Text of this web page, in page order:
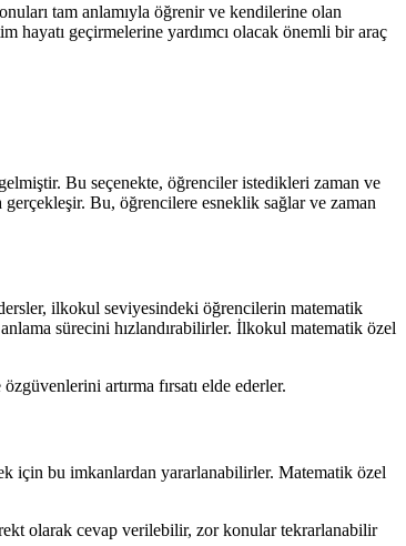
tam anlamıyla öğrenir ve kendilerine olan
hayatı geçirmelerine yardımcı olacak önemli bir araç
Bu seçenekte, öğrenciler istedikleri zaman ve
Bu, öğrencilere esneklik sağlar ve zaman
ilkokul seviyesindeki öğrencilerin matematik
sürecini hızlandırabilirler. İlkokul matematik özel
artırma fırsatı elde ederler.
için bu imkanlardan yararlanabilirler. Matematik özel
olarak cevap verilebilir, zor konular tekrarlanabilir